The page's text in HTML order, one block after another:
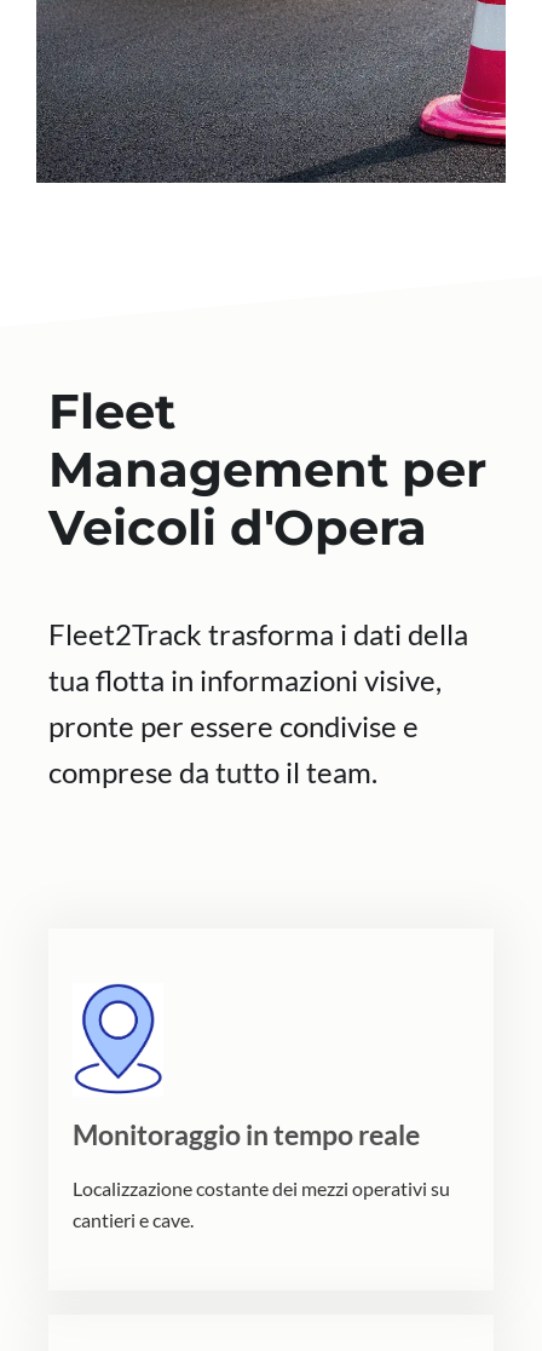
Fleet
Management per
Veicoli d'Opera
Fleet2Track trasforma i dati della
tua flotta in informazioni visive,
pronte per essere condivise e
comprese da tutto il team.
Monitoraggio in tempo reale
Localizzazione costante dei mezzi operativi su
cantieri e cave.